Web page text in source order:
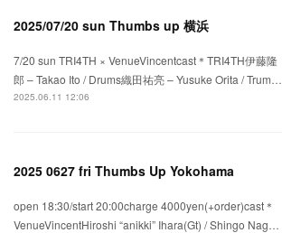
2025/07/20 sun Thumbs up 横浜
7/20 sun TRI4TH × VenueVincentcast＊TRI4TH伊藤隆
郎 – Takao Ito / Drums織田祐亮 – Yusuke Orita / Trum…
2025.06.11 12:06
2025 0627 fri Thumbs Up Yokohama
open 18:30/start 20:00charge 4000yen(+order)cast＊
VenueVincentHiroshi “anikki” Ihara(Gt) / Shingo Nag…